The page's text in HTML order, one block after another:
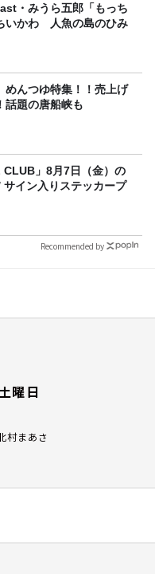
・みうら五郎「もっち
いかわ 人魚の島のひみ
めんつゆ特集！！売上げ
話題の唐船峡も
CLUB」8月7日（金）の
サイン入りステッカープ
Recommended by
曜日
村まあさ